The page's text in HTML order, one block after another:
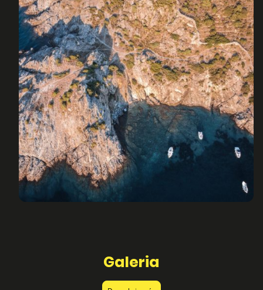
Galeria